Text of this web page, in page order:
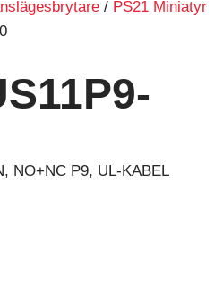
/ PS21 Miniatyr
NO+NC P9, UL-KABEL